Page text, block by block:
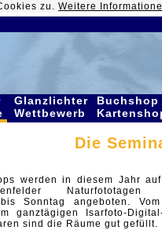
zu. Weitere
Glanzlichter
Wettbewerb
Buchshop
Die
werden in diesem Jahr
Naturfototagen
Sonntag angeboten.
ganztägigen Isarfoto-
sind die Räume gut gefüllt.